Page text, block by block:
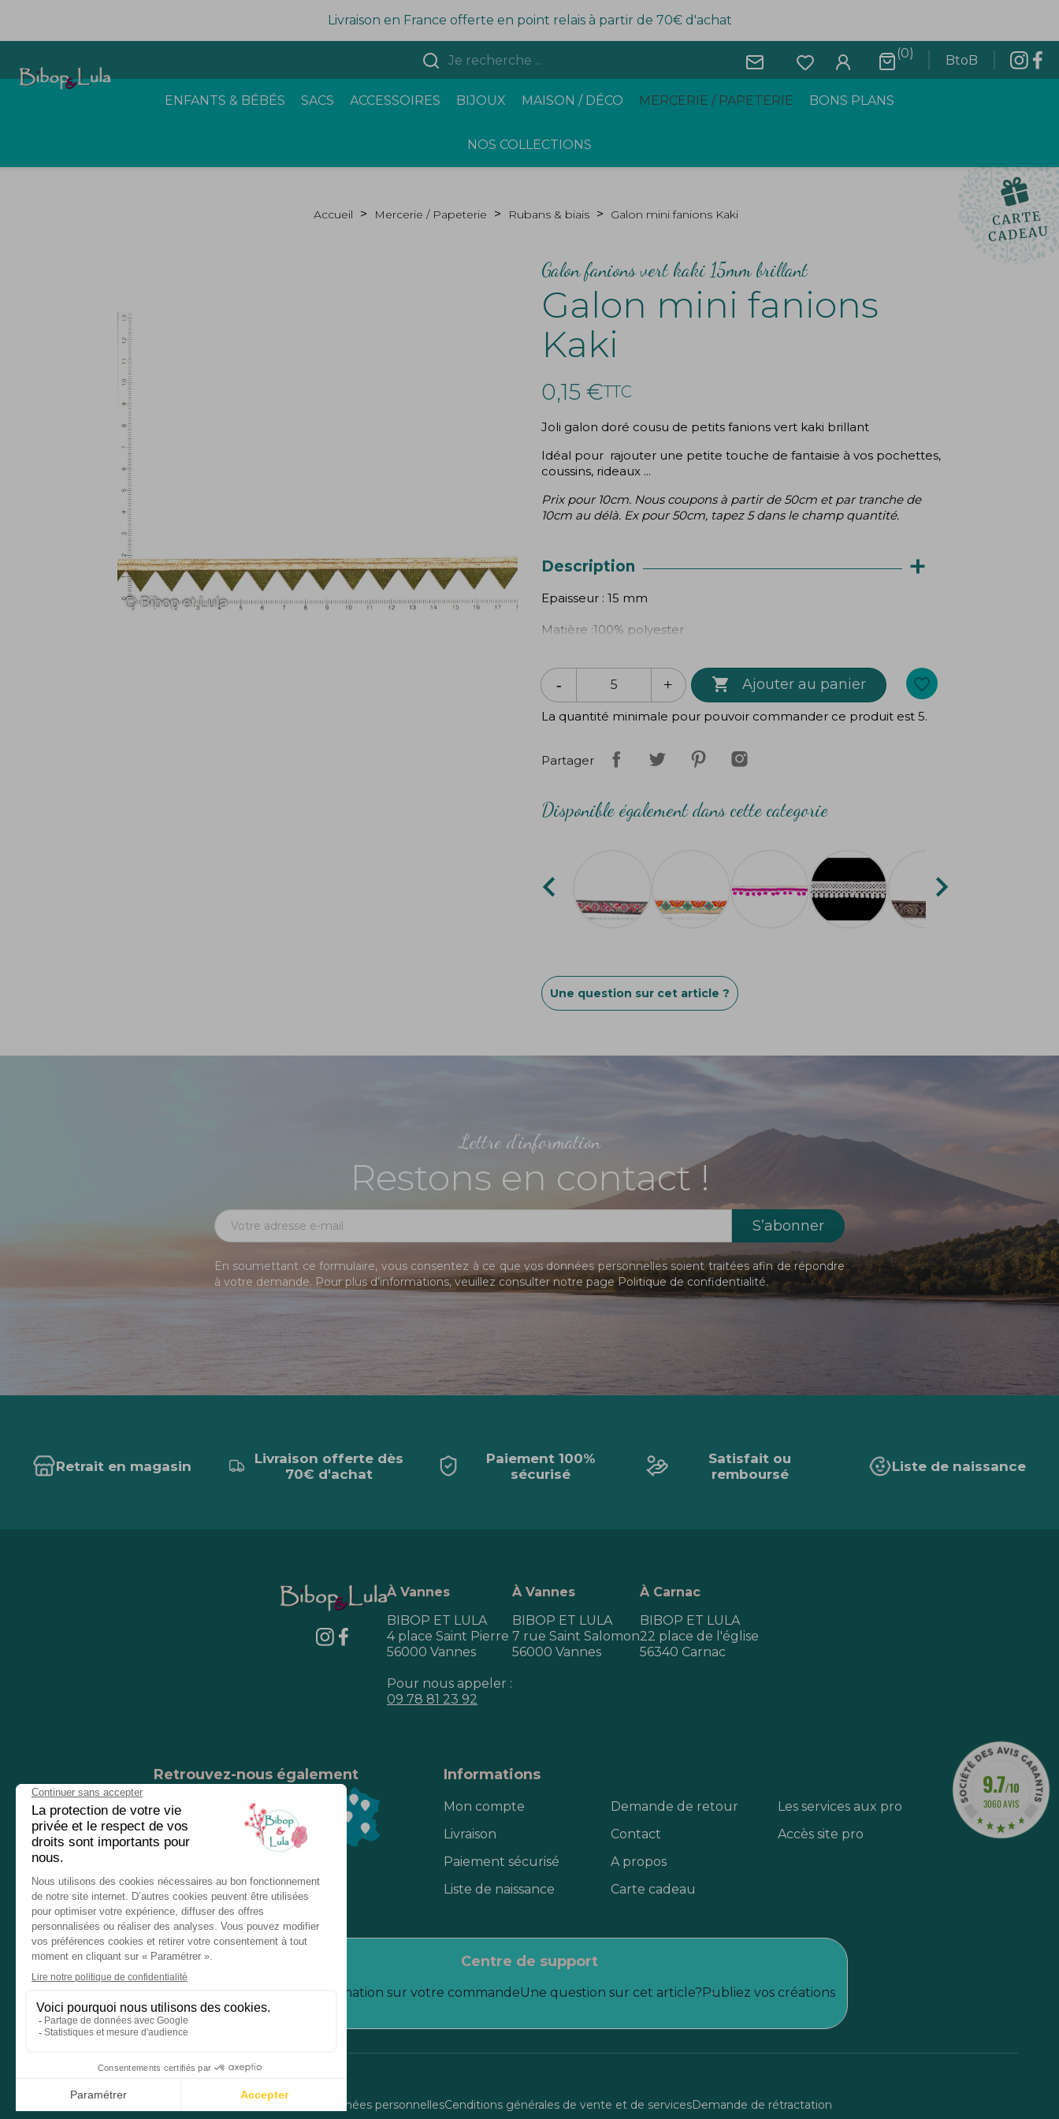
Livraison en France offerte en point relais à partir de 70€ d'achat
(0) BtoB
ENFANTS & BÉBÉS SACS ACCESSOIRES BIJOUX MAISON / DÉCO MERCERIE / PAPETERIE BONS PLANS
NOS COLLECTIONS
Accueil Mercerie / Papeterie Rubans & biais Galon mini fanions Kaki
Galon fanions vert kaki 15mm brillant
Galon mini fanions
Kaki
0,15 €TTC
Joli galon doré cousu de petits fanions vert kaki brillant
Idéal pour rajouter une petite touche de fantaisie à vos pochettes,
coussins, rideaux ...
Prix pour 10cm. Nous coupons à partir de 50cm et par tranche de
10cm au délà. Ex pour 50cm, tapez 5 dans le champ quantité.
Description +
Epaisseur : 15 mm
Matière :100% polyester
10cm au délà. Ex pour 50cm, tapez 5 dans le champ quantité.
 Ajouter au panier favorite_border
La quantité minimale pour pouvoir commander ce produit est 5.
Partager
Disponible également dans cette categorie
 
Une question sur cet article ?
Lettre d'information
Restons en contact !
En soumettant ce formulaire, vous consentez à ce que vos données personnelles soient traitées afin de répondre
à votre demande. Pour plus d’informations, veuillez consulter notre pagePolitique de confidentialité.
Retrait en magasin
Livraison offerte dès
70€ d'achat
Paiement 100%
sécurisé
Satisfait ou
remboursé
Liste de naissance
À Vannes
BIBOP ET LULA
4 place Saint Pierre
56000 Vannes
Pour nous appeler :
09 78 81 23 92
À Vannes
BIBOP ET LULA
7 rue Saint Salomon
56000 Vannes
À Carnac
BIBOP ET LULA
22 place de l'église
56340 Carnac
Retrouvez-nous également
Nos magasins
Chez nos revendeurs
Informations
Mon compte
Livraison
Paiement sécurisé
Liste de naissance
Demande de retour
Contact
A propos
Carte cadeau
Les services aux pro
Accès site pro
centre de support
Information sur votre commandeUne question sur cet article?Publiez vos créations
Mentions légales Données personnellesConditions générales de vente et de servicesDemande de rétractation
9.7/10
3060 AVIS